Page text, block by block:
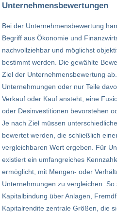
Unternehmensbewertungen
Bei der Unternehmensbewertung
Begriff aus Ökonomie und
nachvollziehbar und möglichst
bestimmt werden. Die gewählte
Ziel der Unternehmensbewertung
Unternehmungen oder nur Teile
Verkauf oder Kauf ansteht, eine
oder Desinvestitionen bevorstehen
Je nach Ziel müssen
bewertet werden, die schließlich
vergleichbaren Wert ergeben. Für
existiert ein umfangreiches
ermöglicht, mit Mengen- oder
Unternehmungen zu vergleichen.
Kapitalbindung über Anlagen,
Kapitalrendite zentrale Größen, die